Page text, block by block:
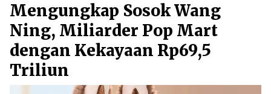
Mengungkap Sosok Wang
Ning, Miliarder Pop Mart
dengan Kekayaan Rp69,5
Triliun